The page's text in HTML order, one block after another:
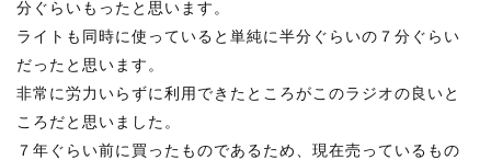
分ぐらいもったと思います。
ライトも同時に使っていると単純に半分ぐらいの７分ぐらい
だったと思います。
非常に労力いらずに利用できたところがこのラジオの良いと
ころだと思いました。
７年ぐらい前に買ったものであるため、現在売っているもの